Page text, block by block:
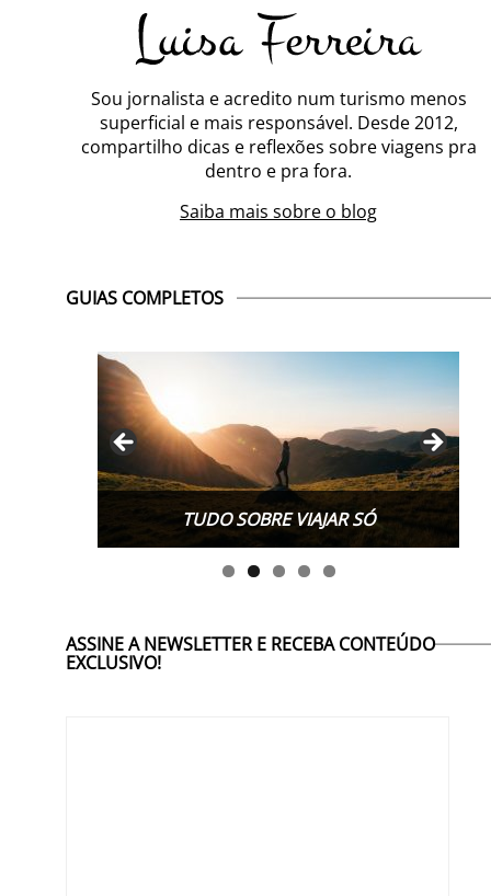
Sou jornalista e acredito num turismo menos
superficial e mais responsável. Desde 2012,
compartilho dicas e reflexões sobre viagens pra
dentro e pra fora.
Saiba mais sobre o blog
GUIAS COMPLETOS
TUDO SOBRE VIAJAR SÓ
TUDO SOBRE WORK EXCHANGE
ASSINE A NEWSLETTER E RECEBA CONTEÚDO
EXCLUSIVO!